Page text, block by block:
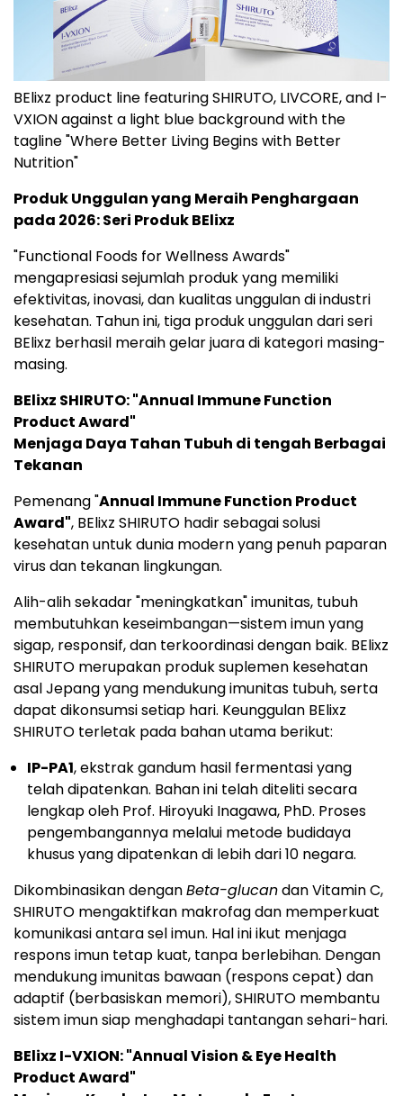
BElixz product line featuring SHIRUTO, LIVCORE, and I-
VXION against a light blue background with the
tagline "Where Better Living Begins with Better
Nutrition"
Produk Unggulan yang Meraih Penghargaan
pada 2026: Seri Produk BElixz
"Functional Foods for Wellness Awards"
mengapresiasi sejumlah produk yang memiliki
efektivitas, inovasi, dan kualitas unggulan di industri
kesehatan. Tahun ini, tiga produk unggulan dari seri
BElixz berhasil meraih gelar juara di kategori masing-
masing.
BElixz SHIRUTO: "Annual Immune Function
Product Award"
Menjaga Daya Tahan Tubuh di tengah Berbagai
Tekanan
Pemenang "Annual Immune Function Product
Award", BElixz SHIRUTO hadir sebagai solusi
kesehatan untuk dunia modern yang penuh paparan
virus dan tekanan lingkungan.
Alih-alih sekadar "meningkatkan" imunitas, tubuh
membutuhkan keseimbangan—sistem imun yang
sigap, responsif, dan terkoordinasi dengan baik. BElixz
SHIRUTO merupakan produk suplemen kesehatan
asal Jepang yang mendukung imunitas tubuh, serta
dapat dikonsumsi setiap hari. Keunggulan BElixz
SHIRUTO terletak pada bahan utama berikut:
IP-PA1, ekstrak gandum hasil fermentasi yang
telah dipatenkan. Bahan ini telah diteliti secara
lengkap oleh Prof. Hiroyuki Inagawa, PhD. Proses
pengembangannya melalui metode budidaya
khusus yang dipatenkan di lebih dari 10 negara.
Dikombinasikan denganBeta-glucandan Vitamin C,
SHIRUTO mengaktifkan makrofag dan memperkuat
komunikasi antara sel imun. Hal ini ikut menjaga
respons imun tetap kuat, tanpa berlebihan. Dengan
mendukung imunitas bawaan (respons cepat) dan
adaptif (berbasiskan memori), SHIRUTO membantu
sistem imun siap menghadapi tantangan sehari-hari.
BElixz I-VXION: "Annual Vision & Eye Health
Product Award"